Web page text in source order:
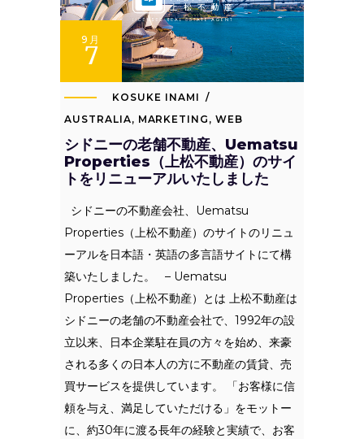
9月
7
KOSUKE INAMI
AUSTRALIA, MARKETING ,WEB
シドニーの老舗不動産、Uematsu
Properties（上松不動産）のサイ
トをリニューアルいたしました
シドニーの不動産会社、Uematsu
Properties（上松不動産）のサイトのリニュ
ーアルを日本語・英語の多言語サイトにて構
築いたしました。 – Uematsu
Properties（上松不動産）とは 上松不動産は
シドニーの老舗の不動産会社で、1992年の設
立以来、日本企業駐在員の方々を始め、来豪
される多くの日本人の方に不動産の賃貸、売
買サービスを提供しています。 「お客様に信
頼を与え、満足していただける」をモットー
に、約30年に渡る長年の経験と実績で、お客